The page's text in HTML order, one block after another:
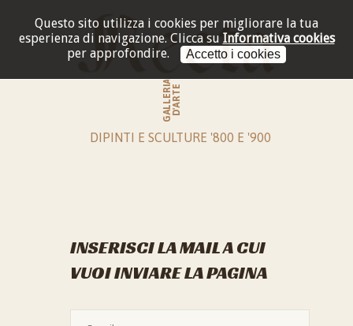
Questo sito utilizza i cookies per migliorare la tua
esperienza di navigazione. Clicca su Informativa cookies
per approfondire.
Accetto i cookies
GALLERIAD'ARTE
DIPINTI E SCULTURE '800 E '900
INSERISCI LA MAIL A CUI
VUOI INVIARE LA PAGINA